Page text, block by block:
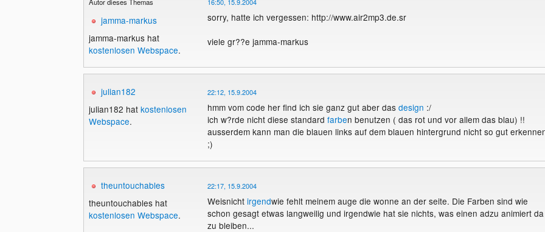
Autor dieses Themas
jamma-markus
jamma-markus hat
kostenlosen Webspace.
16:50, 15.9.2004
sorry, hatte ich vergessen: http://www.air2mp3.de.sr
viele gr??e jamma-markus
julian182
julian182 hat kostenlosen
Webspace.
22:12, 15.9.2004
hmm vom code her find ich sie ganz gut aber das design :/
ich w?rde nicht diese standard farben benutzen ( das rot und vor allem das blau) !!
ausserdem kann man die blauen links auf dem blauen hintergrund nicht so gut
;)
theuntouchables
theuntouchables hat
kostenlosen Webspace.
22:17, 15.9.2004
Weisnicht irgendwie fehlt meinem auge die wonne an der seite. Die Farben sind wie
schon gesagt etwas langweilig und irgendwie hat sie nichts, was einen adzu animiert da
zu bleiben...